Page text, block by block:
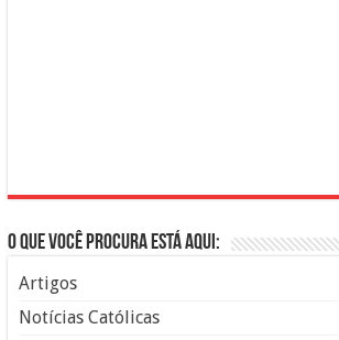
O que você procura está aqui:
Artigos
Notícias Católicas